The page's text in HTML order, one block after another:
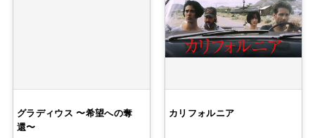
グラディウス 〜希望への奪
還〜
カリフォルニア